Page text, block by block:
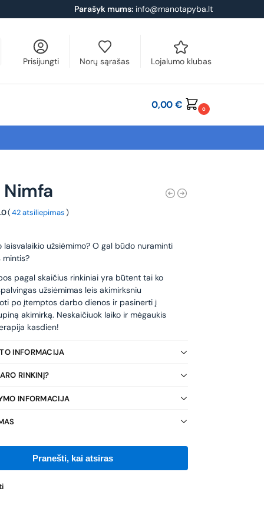
Parašyk mums: info@manotapyba.lt
Prisijungti Norų sąrašas Lojalumo klubas
0,00€ 0
Nimfa
(42 atsiliepimas)
laisvalaikio užsiėmimo? O gal būdo nuraminti
mintis?
pagal skaičius rinkiniai yra būtent tai ko
užsiėmimas leis akimirksniu
po įtemptos darbo dienos ir pasinerti į
akimirką. Neskaičiuok laiko ir mėgaukis
kasdien!
INFORMACIJA
RINKINĮ?
INFORMACIJA